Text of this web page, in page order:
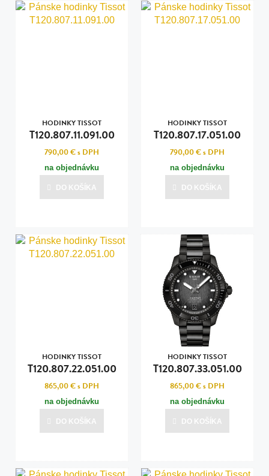
HODINKY TISSOT
T120.807.11.091.00
790,00 €s DPH
na objednávku
DO KOŠÍKA
HODINKY TISSOT
T120.807.17.051.00
790,00 €s DPH
na objednávku
DO KOŠÍKA
HODINKY TISSOT
T120.807.22.051.00
865,00 €s DPH
na objednávku
DO KOŠÍKA
HODINKY TISSOT
T120.807.33.051.00
865,00 €s DPH
na objednávku
DO KOŠÍKA